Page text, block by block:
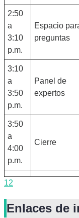
2:50
a
3:10
p.m.
Espacio
preguntas
3:10
a
3:50
p.m.
Panel de
expertos
3:50
a
4:00
p.m.
Cierre
12
Enlaces de